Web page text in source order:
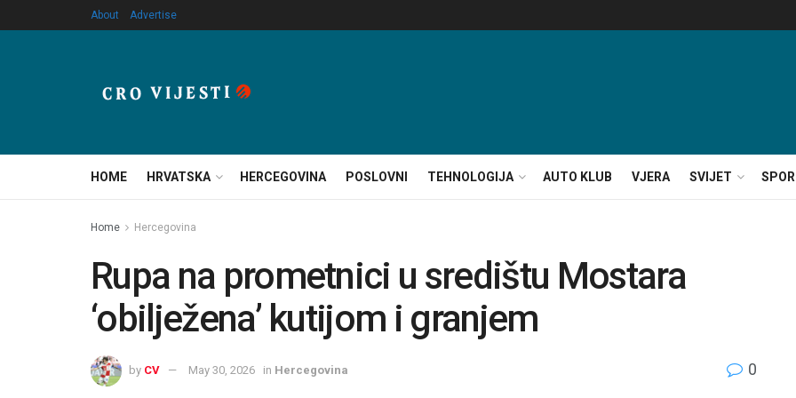
About Advertise
HOME HRVATSKA HERCEGOVINA POSLOVNI TEHNOLOGIJA AUTO KLUB VJERA SVIJET
Home Hercegovina
Rupa na prometnici u središtu Mostara
‘obilježena’ kutijom i granjem
by CV May 30, 2026 in Hercegovina 0